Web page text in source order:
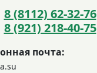
8 (8112) 62-32-76
8 (921) 218-40-75
почта: